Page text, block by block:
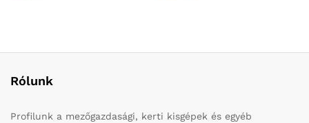
Rólunk
Profilunk a mezőgazdasági, kerti kisgépek és egyéb